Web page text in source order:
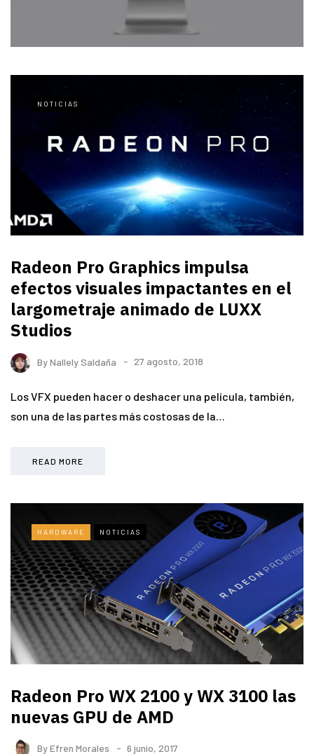
NOTICIAS
Radeon Pro Graphics impulsa
efectos visuales impactantes en el
largometraje animado de LUXX
Studios
ByNallely Saldaña 27 agosto, 2018
Los VFX pueden hacer o deshacer una película, también,
son una de las partes más costosas de la…
READ MORE
HARDWARE NOTICIAS
Radeon Pro WX 2100 y WX 3100 las
nuevas GPU de AMD
ByEfren Morales 6 junio, 2017